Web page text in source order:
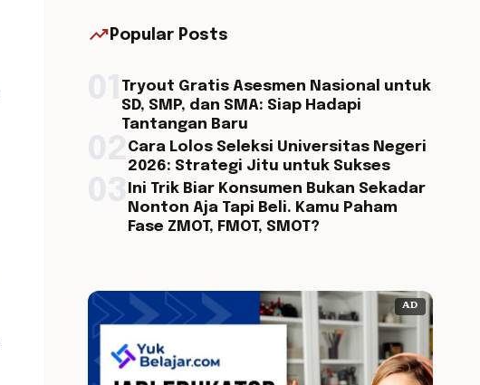
trending_up Popular Posts
Tryout Gratis Asesmen Nasional untuk
SD, SMP, dan SMA: Siap Hadapi
Tantangan Baru
Cara Lolos Seleksi Universitas Negeri
2026: Strategi Jitu untuk Sukses
Ini Trik Biar Konsumen Bukan Sekadar
Nonton Aja Tapi Beli. Kamu Paham
Fase ZMOT, FMOT, SMOT?
AD